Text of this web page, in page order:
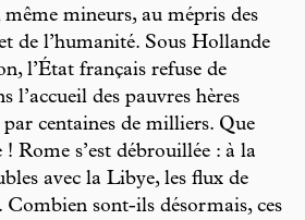
même mineurs, au mépris des
de l’humanité. Sous Hollande
l’État français refuse de
l’accueil des pauvres hères
centaines de milliers. Que
Rome s’est débrouillée : à la
avec la Libye, les flux de
sont-ils désormais, ces